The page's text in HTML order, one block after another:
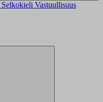
Selkokieli Vastuullisuus